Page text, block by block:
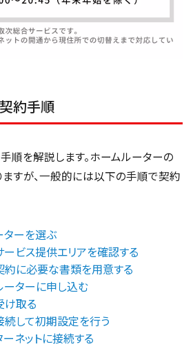
約手順
順を解説します。ホームルーターの
すが、一般的には以下の手順で契約
ターを選ぶ
ビス提供エリアを確認する
約に必要な書類を用意する
ターに申し込む
け取る
して初期設定を行う
ネットに接続する